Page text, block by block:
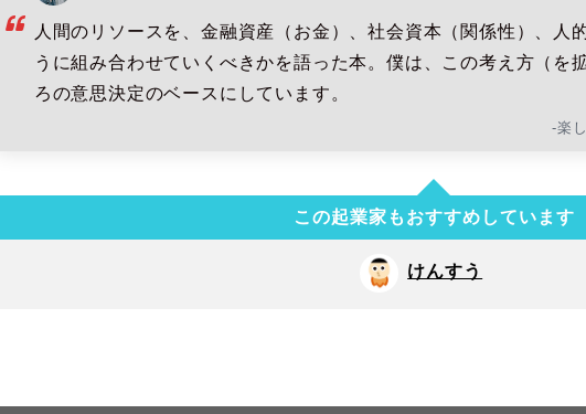
人間のリソースを、金融資産（お金）、社会資本（関係性）、人
うに組み合わせていくべきかを語った本。僕は、この考え方（を
ろの意思決定のベースにしています。
-楽
この起業家もおすすめしています
けんすう